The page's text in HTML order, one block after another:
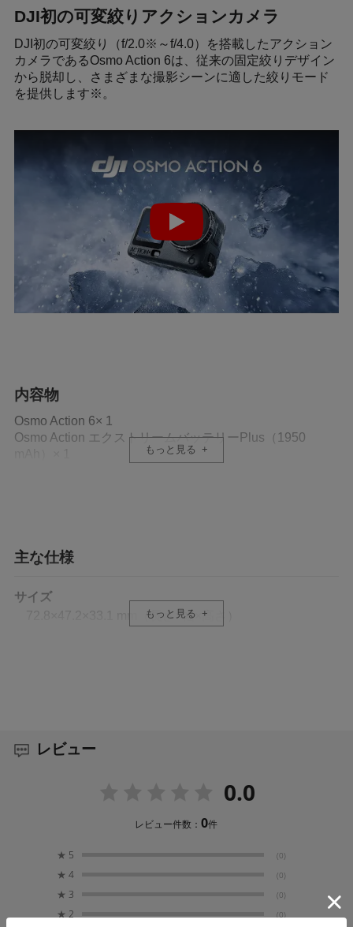
DJI初の可変絞りアクションカメラ
DJI初の可変絞り（f/2.0※～f/4.0）を搭載したアクション
カメラであるOsmo Action 6は、従来の固定絞りデザイン
から脱却し、さまざまな撮影シーンに適した絞りモード
を提供します※。
内容物
Osmo Action 6× 1
Osmo Action エクストリームバッテリーPlus（1950
DJI OsmoAudio エコシステムは、2台のDJIマイクトラン
スミッターへの直接接続に対応しており※、レシーバー
頼性が高く安心して撮影できます。※
新しい1/1.1インチ スクエアセンサー
新開発の1/1.1インチセンサーを搭載したOsmo Action 6
は、4:3フォーマットで最大4K/120fpsの録画に対応し、
暗所やコントラストの高いシーンでも鮮明なディテール
50 GBの内蔵ストレージ
もっと見る
主な仕様
サイズ
72.8×47.2×33.1 mm（長さ×幅×高さ）
時）※
タッチ画面
フロント画面：
1.46インチ 331 ppi 342×342
最大輝度800 cd/m²（標準）
もっと見る
レビュー
0.0
レビュー件数：0件
★ 5 (0)
★ 4 (0)
★ 3 (0)
★ 2 (0)